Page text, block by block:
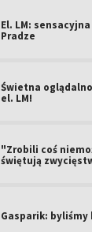
El. LM:
Pradze
Świetna
el. LM!
"Zrobili coś
świętują
Gasparik: